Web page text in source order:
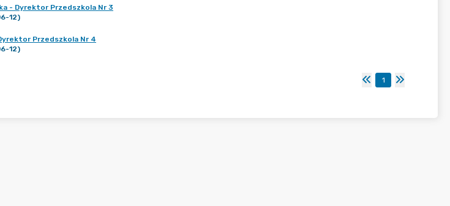
- Dyrektor Przedszkola Nr 3
12)
Przedszkola Nr 4
12)
1